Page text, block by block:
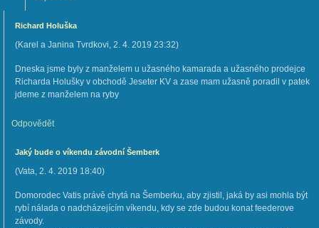
Richard Holuška
(Karel a Janina Tvrdkovi, 2. 4. 2019 23:32)
Dneska jsme byly z manželem u užasného kamarada a užasného prodejce
Richarda Holušky v obchodě Jeseter KV a zase mam užasně poradil v patek
jdeme z manželem na ryby
Odpovědět
Jaký bude o víkendu závodní Šemberk
(Vata, 2. 4. 2019 18:40)
Domorodec Vatis právě chytá na Šemberku, aby zjistil, jaká by asi mohla být
rybí nálada o nadcházejícím víkendu, kdy se zde budou konat feederove
závody.